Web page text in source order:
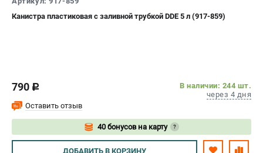
СРАВНЕНИЕ ( 0 )
Сервисный центр
Канистра пластиковая с заливной трубкой DDE 5 л (917-859)
790 c
В наличии: 244 шт.
через 4 дня
Оставить отзыв
40 бонусов на карту ?
Авторизуйтесь
ДОБАВИТЬ В КОРЗИНУ